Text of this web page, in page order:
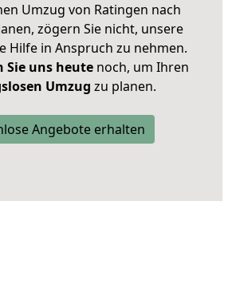
Umzug von Ratingen nach
zögern Sie nicht, unsere
Hilfe in Anspruch zu nehmen.
uns heutenoch, um Ihren
Umzug zu planen.
Angebote erhalten